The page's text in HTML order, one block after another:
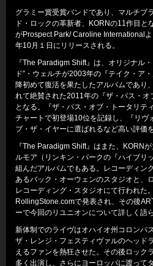
グラミー賞受賞バンドであり、マルチプ
ド・ロックの革新者、KORNの11作目と
がProspect Park/ Caroline International
年10月１日にリリースされる。
『The Paradigm Shift』は、オリジナル
ド”・ウェルチが2003年の『テイク・ア
降初めて復活を果たしたアルバムであり
れて絶賛された2011年の『ザ・パス・
となる。『ザ・パス・オブ・トータリテ
チャートで初登場10位を記録し、『リヴ
ブ・ザ・イヤーに選ばれるなど高い評価を
『The Paradigm Shift』はまた、KORN
ルモア（リンキン・パークの『ハイブリ
組んだアルバムでもある。レコーディン
あるバック・オーウェンのスタジオと、
レコーディング・スタジオにて行われた
RollingStone.comで発表され、その後
ーで今回のリユニオンについて詳しく語
新体制でのライヴはオハイオ州コロンバ
ザ・レンジ・フェスティヴァルのヘッド
えるファンを熱狂させた。その後ロック
多く出演し、さらにヨーロッパに渡って